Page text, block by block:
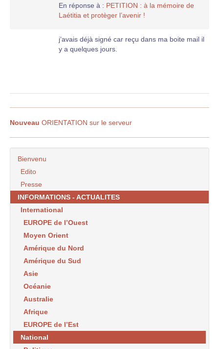
En réponse à : PETITION : à la mémoire de
Laétitia et protèger l’avenir !
j’avais déjà signé car reçu dans ma boite mail il
y a quelques jours.
Nouveau ORIENTATION sur le serveur
Bienvenu
Edito
Presse
INFORMATIONS - ACTUALITES
International
EUROPE de l’Ouest
Moyen Orient
Amérique du Nord
Amérique du Sud
Asie
Océanie
Australie
Afrique
EUROPE de l’Est
National